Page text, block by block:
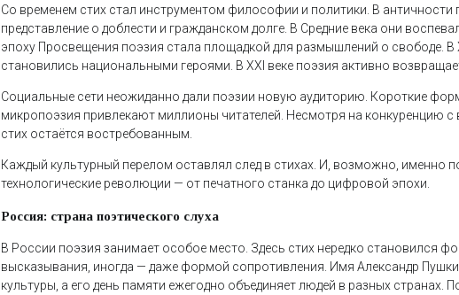
Со временем стих стал инструментом философии и политики. В
представление о доблести и гражданском долге. В Средние века они
эпоху Просвещения поэзия стала площадкой для размышлений о свободе. В
становились национальными героями. В XXI веке поэзия активно
Социальные сети неожиданно дали поэзии новую аудиторию. Короткие
микропоэзия привлекают миллионы читателей. Несмотря на конкуренцию с
стих остаётся востребованным.
Каждый культурный перелом оставлял след в стихах. И, возможно, именно
технологические революции — от печатного станка до цифровой эпохи.
Россия: страна поэтического слуха
В России поэзия занимает особое место. Здесь стих нередко становился
высказывания, иногда — даже формой сопротивления. Имя Александр
культуры, а его день памяти ежегодно объединяет людей в разных странах.